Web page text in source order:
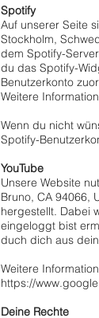
Spotify
Auf unserer Seite
Stockholm,
dem Spotify-
du das Spotify-
Benutzerkonto
Weitere
Wenn du nicht
Spotify-
YouTube
Unsere Website
Bruno, CA 94066,
hergestellt. Dabei
eingeloggt bist
duch dich aus
Weitere
https://
Deine Rechte